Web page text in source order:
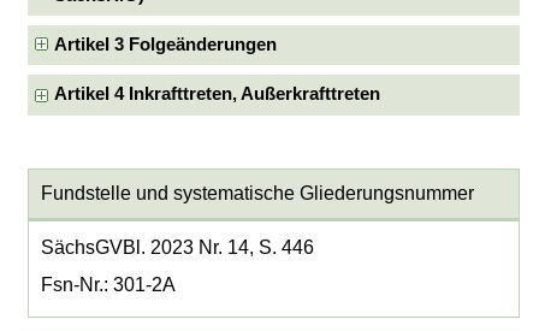
Artikel 3 Folgeänderungen
Artikel 4 Inkrafttreten, Außerkrafttreten
Fundstelle und systematische Gliederungsnummer
SächsGVBl. 2023 Nr. 14, S. 446
Fsn-Nr.: 301-2A